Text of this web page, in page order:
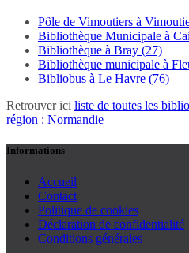
Pôle de Vimoutiers à
Bibliothèque Municipale à
Bibliothèque à Bray (27)
Bibliothèque municipale à
Bibliobus à Le Havre (76)
Retrouver ici liste de toutes les
région : Normandie
Informations
Accueil
Contact
Politique de cookies
Déclaration de confidentialité
Conditions générales